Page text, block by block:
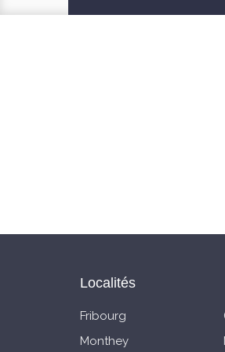
Localités
Fribourg
Monthey